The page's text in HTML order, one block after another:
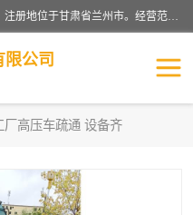
甘肃科探管道工程有限公司成立于2019年，注册地位于甘肃省兰州市。经营范围包括管道安装、清洗、疏通、维修、检测，防水工程，工程钻孔，化粪池清理，暖气安装，给排水管道安装维修，室内外管道如消防、供水、供热管道漏水检测定位，室内外防水堵漏等。
公司
厂高压车疏通 设备齐
消防管道漏水